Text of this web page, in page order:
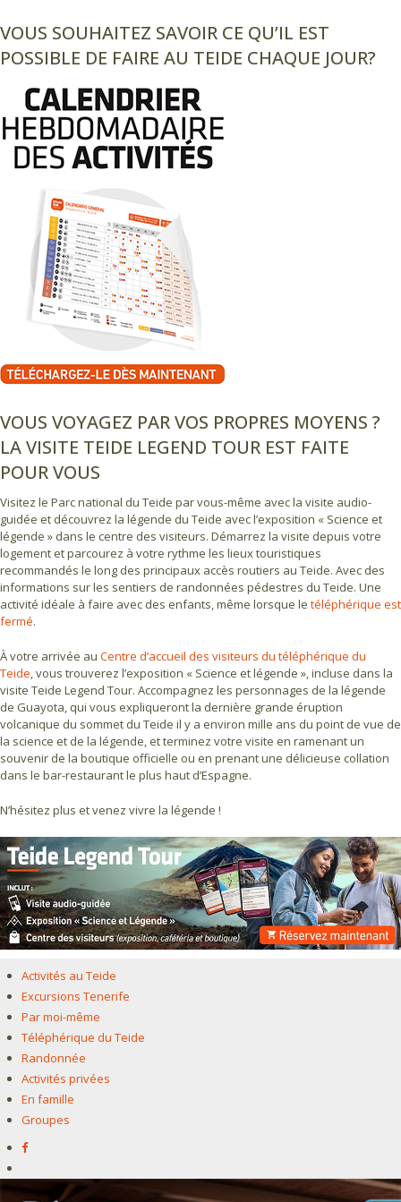
Activités au Teide
Excursions Tenerife
Par moi-même
Téléphérique du Teide
Randonnée
Activités privées
En famille
Groupes
VOUS SOUHAITEZ SAVOIR CE QU’IL EST
POSSIBLE DE FAIRE AU TEIDE CHAQUE JOUR?
VOUS VOYAGEZ PAR VOS PROPRES MOYENS ?
LA VISITE TEIDE LEGEND TOUR EST FAITE
POUR VOUS
Visitez le Parc national du Teide par vous-même avec la visite audio-
guidée et découvrez la légende du Teide avec l’exposition « Science et
légende » dans le centre des visiteurs. Démarrez la visite depuis votre
logement et parcourez à votre rythme les lieux touristiques
recommandés le long des principaux accès routiers au Teide. Avec des
informations sur les sentiers de randonnées pédestres du Teide. Une
activité idéale à faire avec des enfants, même lorsque le téléphérique est
fermé.
À votre arrivée au Centre d’accueil des visiteurs du téléphérique du
Teide, vous trouverez l’exposition « Science et légende », incluse dans la
visite Teide Legend Tour. Accompagnez les personnages de la légende
de Guayota, qui vous expliqueront la dernière grande éruption
volcanique du sommet du Teide il y a environ mille ans du point de vue de
la science et de la légende, et terminez votre visite en ramenant un
souvenir de la boutique officielle ou en prenant une délicieuse collation
dans le bar-restaurant le plus haut d’Espagne.
N’hésitez plus et venez vivre la légende !